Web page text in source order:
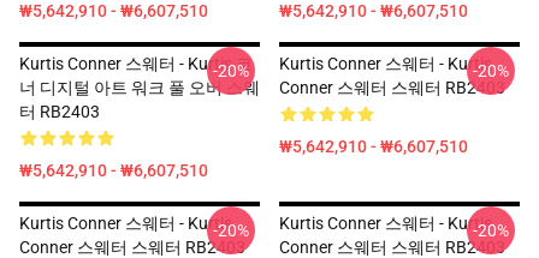
₩5,642,910 - ₩6,607,510 ₩5,642,910 - ₩6,607,510
Kurtis Conner 스웨터 - Kurtis 코
너 디지털 아트 워크 풀 오버 스웨
터 RB2403
₩5,642,910 - ₩6,607,510
-20%
Kurtis Conner 스웨터 - Kurtis
Conner 스웨터 스웨터 RB2403
₩5,642,910 - ₩6,607,510
-20%
Kurtis Conner 스웨터 - Kurtis
Conner 스웨터 스웨터 RB2403
-20%
Kurtis Conner 스웨터 - Kurtis
Conner 스웨터 스웨터 RB2403
-20%